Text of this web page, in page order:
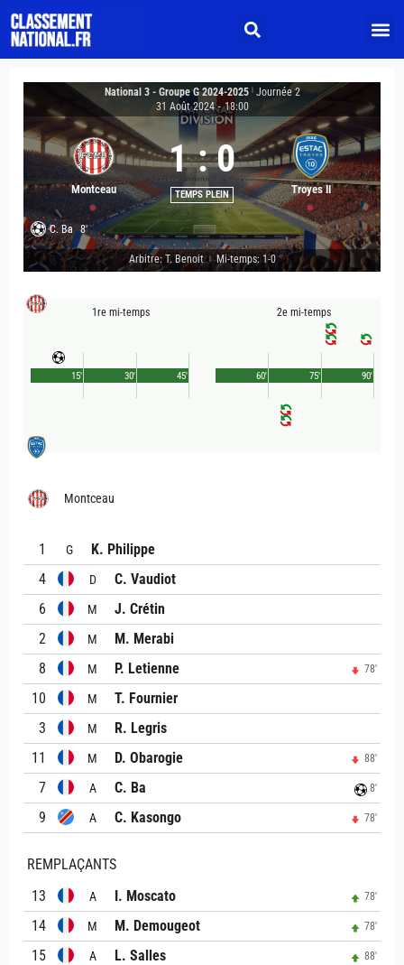
National 3 - Groupe G 2024-2025
Journée 2
31 Août 2024 - 18:00
Montceau
1 : 0
TEMPS PLEIN Troyes II
C. Ba 8'
Arbitre: T. Benoit | Mi-temps: 1-0
1re mi-temps
45'
15' 30'
2e mi-temps
90'
60' 75'
Montceau
1 G
K. Philippe
4
D
C. Vaudiot
6
M
J. Crétin
2
M
M. Merabi
8
M P. Letienne 78'
10 M
T. Fournier
3
M
R. Legris
11
M D. Obarogie 88'
7 A C. Ba 8'
9 A C. Kasongo 78'
REMPLAÇANTS
13
A I. Moscato 78'
14 M M. Demougeot 78'
15 A L. Salles 88'